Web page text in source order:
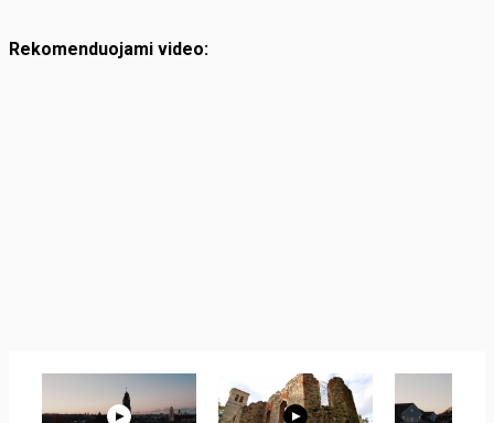
Rekomenduojami video: